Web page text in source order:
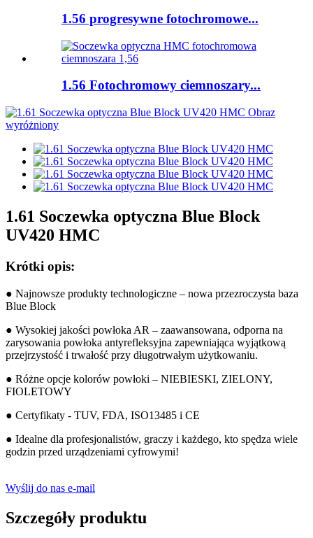
1.56 progresywne fotochromowe...
1.56 Fotochromowy ciemnoszary...
1.61 Soczewka optyczna Blue Block
UV420 HMC
Krótki opis:
● Najnowsze produkty technologiczne – nowa przezroczysta baza
Blue Block
● Wysokiej jakości powłoka AR – zaawansowana, odporna na
zarysowania powłoka antyrefleksyjna zapewniająca wyjątkową
przejrzystość i trwałość przy długotrwałym użytkowaniu.
● Różne opcje kolorów powłoki – NIEBIESKI, ZIELONY,
FIOLETOWY
● Certyfikaty - TUV, FDA, ISO13485 i CE
● Idealne dla profesjonalistów, graczy i każdego, kto spędza wiele
godzin przed urządzeniami cyfrowymi!
Wyślij do nas e-mail
Szczegóły produktu